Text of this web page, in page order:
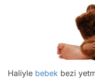
Haliyle bebek bezi